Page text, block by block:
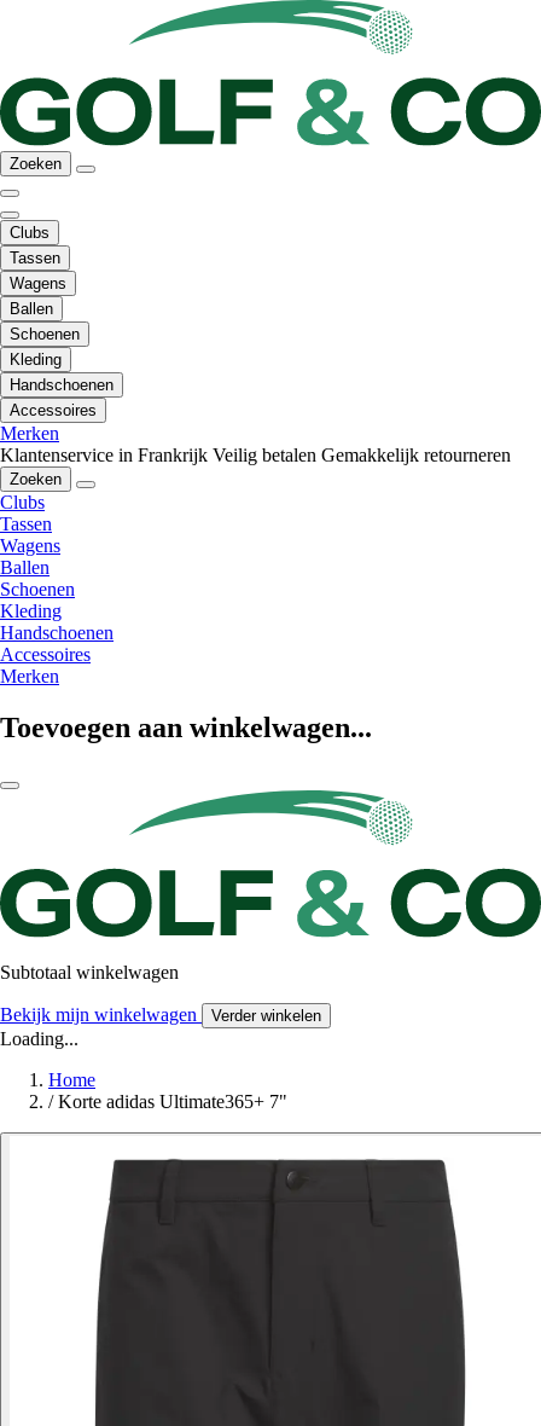
Zoeken
Clubs
Tassen
Wagens
Ballen
Schoenen
Kleding
Handschoenen
Accessoires
Merken
Klantenservice in Frankrijk Veilig betalen Gemakkelijk retourneren
Zoeken
Clubs
Tassen
Wagens
Ballen
Schoenen
Kleding
Handschoenen
Accessoires
Merken
Toevoegen aan winkelwagen...
Subtotaal winkelwagen
Bekijk mijn winkelwagen Verder winkelen
Loading...
Home
/ Korte adidas Ultimate365+ 7"